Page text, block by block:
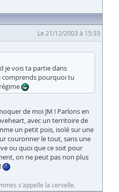
Le 21/12/2003 à 15:33
je vois ta partie dans
comprends pourquoi tu
de moi JM ! Parlons en
avec un territoire de
un petit pois, isolé sur une
couronner le tout, sans une
ou quoi que ce soit pour
on ne peut pas non plus
s'appelle la cervelle.